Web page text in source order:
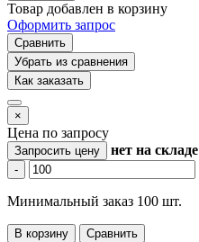
Товар добавлен в корзину
Оформить запрос
Сравнить
Убрать из сравнения
Как заказать
×
Цена по запросу
Запросить цену нет на складе
-
Минимальный заказ 100 шт.
В корзину Сравнить